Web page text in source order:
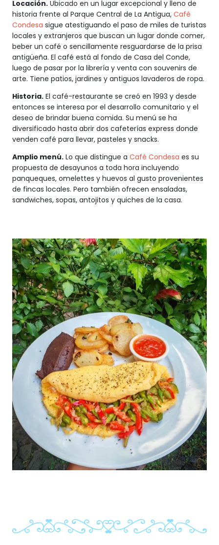
Locación. Ubicado en un lugar excepcional y lleno de
historia frente al Parque Central de La Antigua, Café
Condesa sigue atestiguando el paso de miles de turistas
locales y extranjeros que buscan un lugar donde comer,
beber un café o sencillamente resguardarse de la prisa
antigüeña. El café está al fondo de Casa del Conde,
luego de pasar por la librería y venta con souvenirs de
arte. Tiene patios, jardines y antiguos lavaderos de ropa.
Historia. El café-restaurante se creó en 1993 y desde
entonces se interesa por el desarrollo comunitario y el
deseo de brindar buena comida. Su menú se ha
diversificado hasta abrir dos cafeterías express donde
venden café para llevar, pasteles y snacks.
Amplio menú. Lo que distingue a Café Condesa es su
propuesta de desayunos a toda hora incluyendo
panqueques, omelettes y huevos al gusto provenientes
de fincas locales. Pero también ofrecen ensaladas,
sandwiches, sopas, antojitos y quiches de la casa.